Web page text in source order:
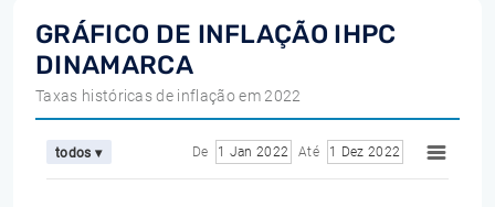
GRÁFICO DE INFLAÇÃO IHPC
DINAMARCA
Taxas históricas de inflação em 2022
todos ▾ De 1 Jan 2022 Até 1 Dez 2022